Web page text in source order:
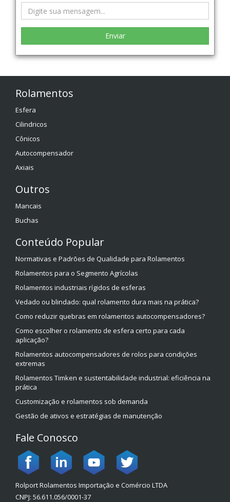
Rolamentos
Esfera
Cilindricos
Cônicos
Autocompensador
Axiais
Outros
Mancais
Buchas
Conteúdo Popular
Normativas e Padrões de Qualidade para Rolamentos
Rolamentos para o Segmento Agrícolas
Rolamentos industriais rígidos de esferas
Vedado ou blindado: qual rolamento dura mais na prática?
Como reduzir quebras em rolamentos autocompensadores?
Como escolher o rolamento de esfera certo para cada
aplicação?
Rolamentos autocompensadores de rolos para condições
extremas
Rolamentos Timken e sustentabilidade industrial: eficiência na
prática
Customização e rolamentos sob demanda
Gestão de ativos e estratégias de manutenção
Fale Conosco
Rolport Rolamentos Importação e Comércio LTDA
CNPJ: 56.611.056/0001-37